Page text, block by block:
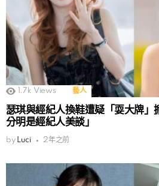
1.7k Views 藝人
瑟琪與經紀人換鞋遭疑「耍大牌」
分明是經紀人美談」
by Luci 2年之前